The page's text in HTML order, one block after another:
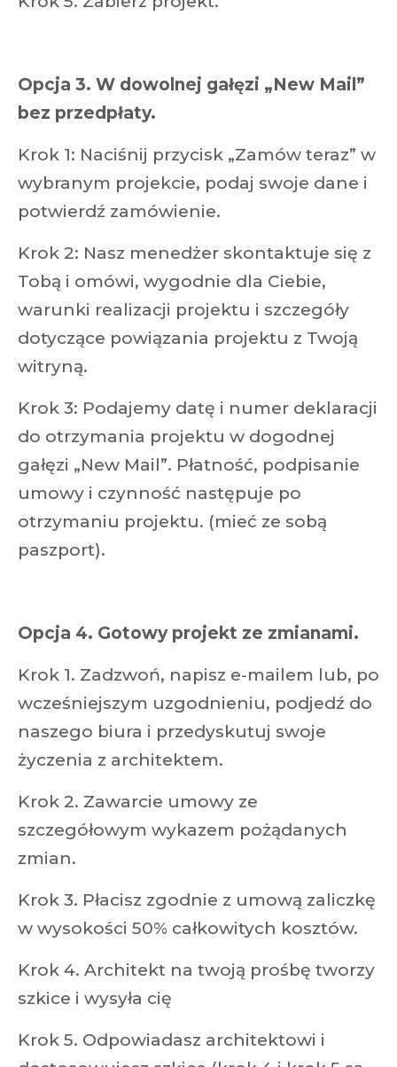
Opcja 3. W dowolnej gałęzi „New Mail”
bez przedpłaty.
Krok 1: Naciśnij przycisk „Zamów teraz” w
wybranym projekcie, podaj swoje dane i
potwierdź zamówienie.
Krok 2: Nasz menedżer skontaktuje się z
Tobą i omówi, wygodnie dla Ciebie,
warunki realizacji projektu i szczegóły
dotyczące powiązania projektu z Twoją
witryną.
Krok 3: Podajemy datę i numer deklaracji
do otrzymania projektu w dogodnej
gałęzi „New Mail”. Płatność, podpisanie
umowy i czynność następuje po
otrzymaniu projektu. (mieć ze sobą
paszport).
Opcja 4. Gotowy projekt ze zmianami.
Krok 1. Zadzwoń, napisz e-mailem lub, po
wcześniejszym uzgodnieniu, podjedź do
naszego biura i przedyskutuj swoje
życzenia z architektem.
Krok 2. Zawarcie umowy ze
szczegółowym wykazem pożądanych
zmian.
Krok 3. Płacisz zgodnie z umową zaliczkę
w wysokości 50% całkowitych kosztów.
Krok 4. Architekt na twoją prośbę tworzy
szkice i wysyła cię
Krok 5. Odpowiadasz architektowi i